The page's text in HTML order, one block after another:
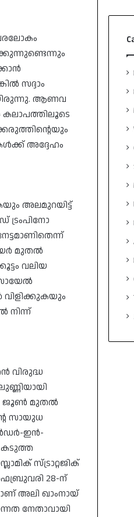
സദ്ദാം
ആണവ
കലാപത്തിലൂടെ
അദ്ദേഹം
അലമുറയിട്ട്
മുതൽ
വലിയ
വിളിക്കുകയും
നിന്ന്
വിരുദ്ധ
ജൂൺ മുതൽ
സായുധ
ഇൻ-
കടുത്ത
സ്ട്രാറ്റജിക്
ഫെബ്രുവരി 28-ന്
അലി ഖാംനായ്
നേതാവായി